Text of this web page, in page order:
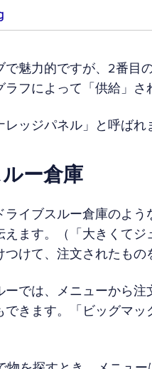
魅力的ですが、2番目
フによって「供給」さ
ッジパネル」と呼ばれ
ー倉庫
イブスルー倉庫のよ
ます。（「大きくてジ
けて、注文されたもの
では、メニューから注
きます。「ビッグマ